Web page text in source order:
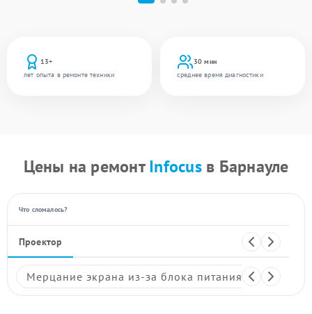
13+
лет опыта в ремонте техники
30 мин
среднее время диагностики
Цены на ремонтInfocusв Барнауле
Что сломалось?
Проектор
Мерцание экрана из-за блока питания